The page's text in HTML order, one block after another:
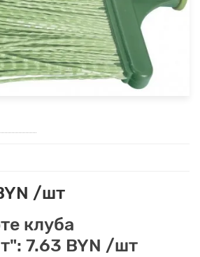
/шт
клуба
7.63 BYN /шт